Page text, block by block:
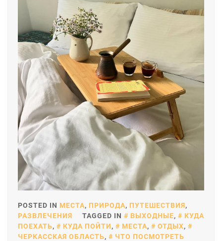
POSTED IN МЕСТА, ПРИРОДА, ПУТЕШЕСТВИЯ,
РАЗВЛЕЧЕНИЯ
TAGGED IN ВЫХОДНЫЕ,
КУДА
ПОЕХАТЬ, КУДА ПОЙТИ, МЕСТА, ОТДЫХ,
ЧЕРКАССКАЯ ОБЛАСТЬ, ЧТО ПОСМОТРЕТЬ